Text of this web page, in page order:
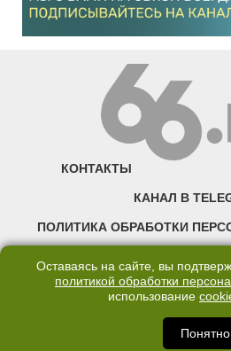
КОНТАКТЫ
КАНАЛ В
ПОЛИТИКА ОБРАБОТКИ
©2007—2025 66.RU. Воспроизведение,
правообладателя запрещено. Сетевое издание
Екатеринбурга — «66.ru» (18+)
Оставаясь на сайте, вы
политикой обработки
использование
Понятно